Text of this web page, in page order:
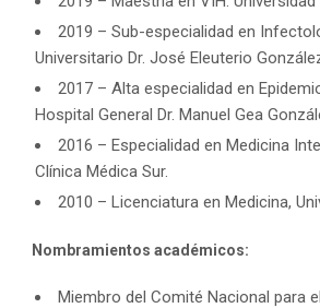
2019 – Sub-especialidad en
Universitario Dr. José Eleuterio
2017 – Alta especialidad en
Hospital General Dr. Manuel Gea
2016 – Especialidad en Medicina
Clínica Médica Sur.
2010 – Licenciatura en Medicina,
Nombramientos académicos:
Miembro del Comité Nacional para